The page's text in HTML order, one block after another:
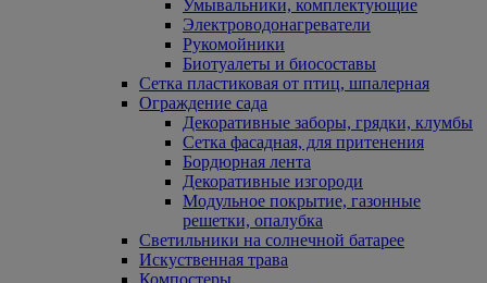
Умывальники, комплектующие
Электроводонагреватели
Рукомойники
Биотуалеты и биосоставы
Сетка пластиковая от птиц, шпалерная
Ограждение сада
Декоративные заборы, грядки, клумбы
Сетка фасадная, для притенения
Бордюрная лента
Декоративные изгороди
Модульное покрытие, газонные
решетки, опалубка
Светильники на солнечной батарее
Искуственная трава
Компостеры